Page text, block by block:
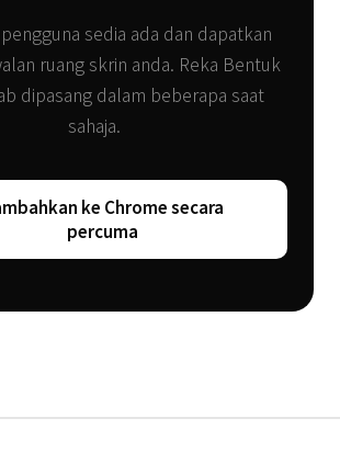
sedia ada dan dapatkan
ruang skrin anda. Reka Bentuk
dipasang dalam beberapa saat
sahaja.
ke Chrome secara
percuma